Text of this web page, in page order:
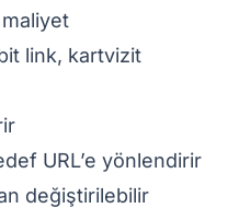
link, kartvizit
URL’e yönlendirir
değiştirilebilir